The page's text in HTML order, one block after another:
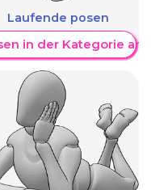
Laufende posen
in der Kategorie